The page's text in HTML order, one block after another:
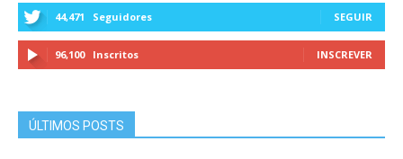
44,471 Seguidores SEGUIR
96,100 Inscritos INSCREVER
ÚLTIMOS POSTS